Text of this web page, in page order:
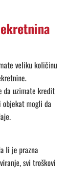
veliku količinu
da uzimate kredit
mogli da
li je prazna
svi troškovi